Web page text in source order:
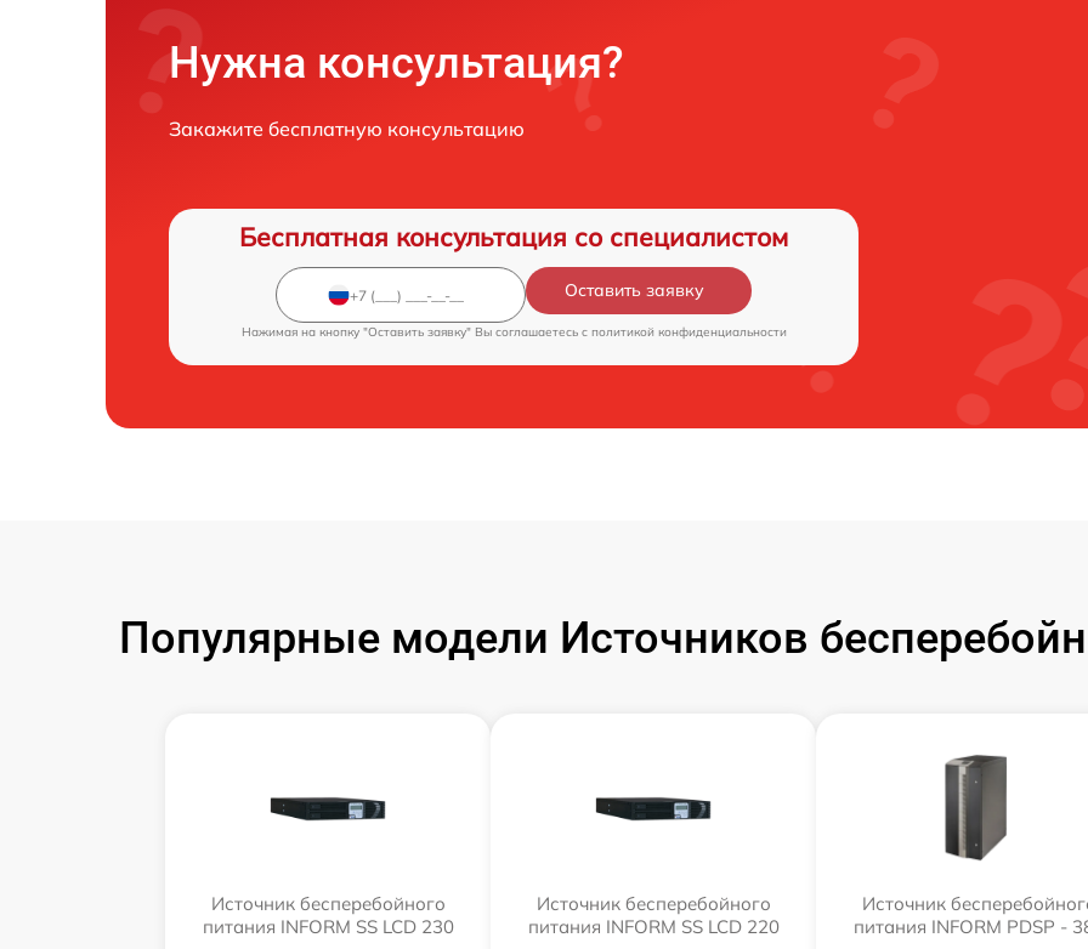
Нужна консультация?
Закажите бесплатную консультацию
Бесплатная консультация со специалистом
Оставить заявку
Нажимая на кнопку "Оставить заявку" Вы соглашаетесь c политикой конфиденциальности
Популярные модели Источников
Источник бесперебойного
питания INFORM SS LCD 230
Источник бесперебойного
питания INFORM SS LCD 220
Источник
питания INFORM PDSP -